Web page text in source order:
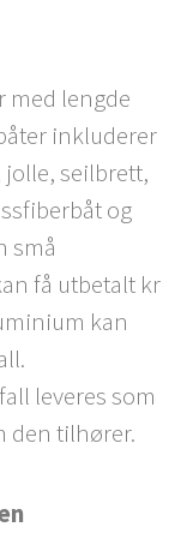
med lengde
inkluderer
seilbrett,
og
små
få utbetalt kr
kan
leveres som
den tilhører.